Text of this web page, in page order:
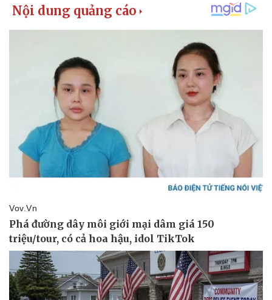
Doanh nghiệp
Thông tin doanh nghiệp
Doanh nhân
Vì cộng đồng